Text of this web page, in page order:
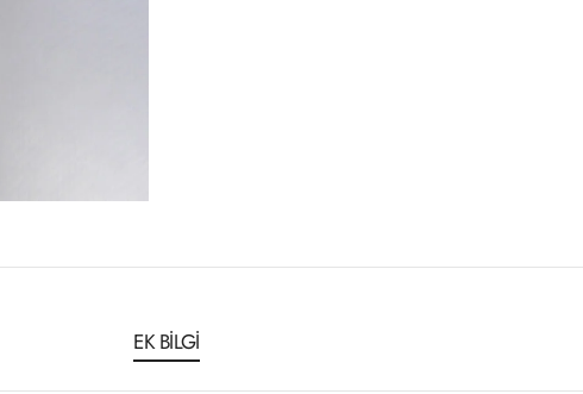
EK BILGI